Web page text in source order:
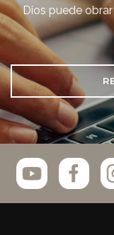
Dios puede